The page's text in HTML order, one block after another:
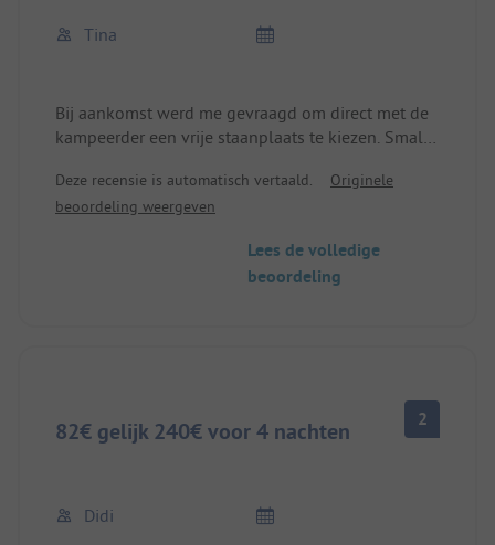
Tina
Bij aankomst werd me gevraagd om direct met de
kampeerder een vrije staanplaats te kiezen. Smalle
sommige zijn bereikbaar via een trapje, slecht voor
kampeerders omdat je er soms op zit. Slechts 3
ADAC Pincamp kortingen worden niet
geaccepteerd of pas vanaf eind sept (1 week voor
Deze recensie is automatisch vertaald.
Originele
beoordeling weergeven
Lees de volledige
beoordeling
82€ gelijk 240€ voor 4 nachten 2
Didi